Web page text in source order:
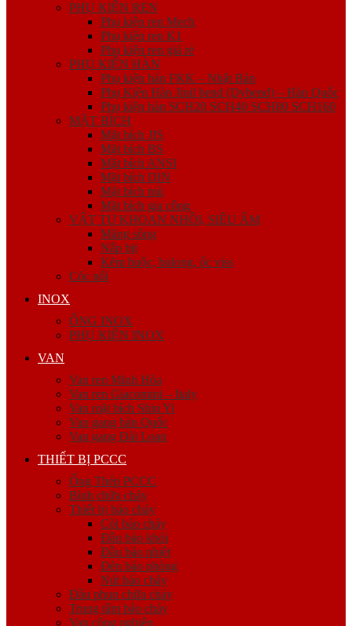
PHỤ KIỆN REN
Phụ kiện ren Mech
Phụ kiện ren K1
Phụ kiện ren giá rẻ
PHỤ KIỆN HÀN
Phụ kiện hàn FKK – Nhật Bản
Phụ Kiện Hàn Jinil bend (Dybend) – Hàn Quốc
Phụ kiện hàn SCH20 SCH40 SCH80 SCH160
MẶT BÍCH
Mặt bích JIS
Mặt bích BS
Mặt bích ANSI
Mặt bích DIN
Mặt bích mù
Mặt bích gia công
VẬT TƯ KHOAN NHỒI, SIÊU ÂM
Măng sông
Nắp bịt
Kẽm buộc, bulong, ốc viss
Cóc nối
INOX
ỐNG INOX
PHỤ KIỆN INOX
VAN
Van ren Minh Hòa
Van ren Giacomini – Italy
Van mặt bích Shin Yi
Van gang hàn Quốc
Van gang Đài Loan
THIẾT BỊ PCCC
Ống Thép PCCC
Bình chữa cháy
Thiết bị báo cháy
Còi báo cháy
Đầu báo khói
Đầu báo nhiệt
Đèn báo phòng
Nút báo cháy
Đầu phun chữa cháy
Trung tâm báo cháy
Van công nghiệp